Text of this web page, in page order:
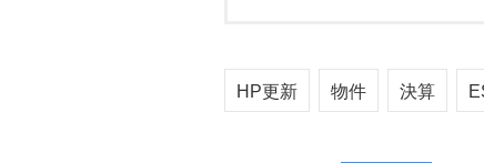
HP更新 物件 決算